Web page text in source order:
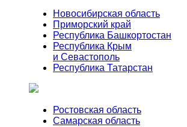
Новосибирская область
Приморский край
Республика Башкортостан
Республика Крым
и Севастополь
Республика Татарстан
Ростовская область
Самарская область